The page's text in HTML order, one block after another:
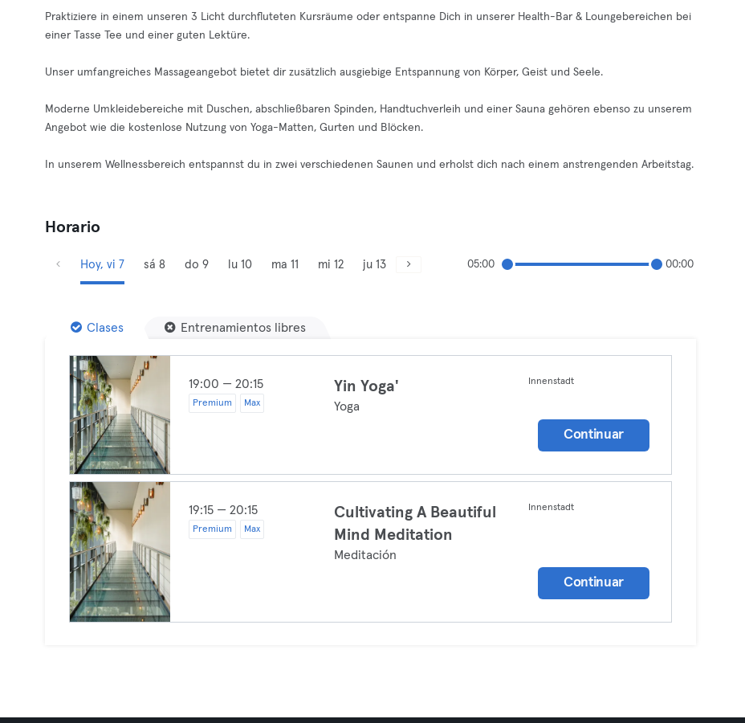
Praktiziere in einem unseren 3 Licht durchfluteten Kursräume oder entspanne Dich in unserer Health-Bar & Loungebereichen bei
einer Tasse Tee und einer guten Lektüre.
Unser umfangreiches Massageangebot bietet dir zusätzlich ausgiebige Entspannung von Körper, Geist und Seele.
Moderne Umkleidebereiche mit Duschen, abschließbaren Spinden, Handtuchverleih und einer Sauna gehören ebenso zu unserem
Angebot wie die kostenlose Nutzung von Yoga-Matten, Gurten und Blöcken.
In unserem Wellnessbereich entspannst du in zwei verschiedenen Saunen und erholst dich nach einem anstrengenden Arbeitstag.
Horario
Hoy, vi 7 sá 8 do 9 lu 10 ma 11 mi 12 ju 13 05:00 00:00
Clases Entrenamientos libres
19:00 — 20:15
Premium Max
Yin Yoga'
Yoga
Innenstadt
Continuar
19:15 — 20:15
Premium Max
Cultivating A Beautiful
Mind Meditation
Meditación
Innenstadt
Continuar